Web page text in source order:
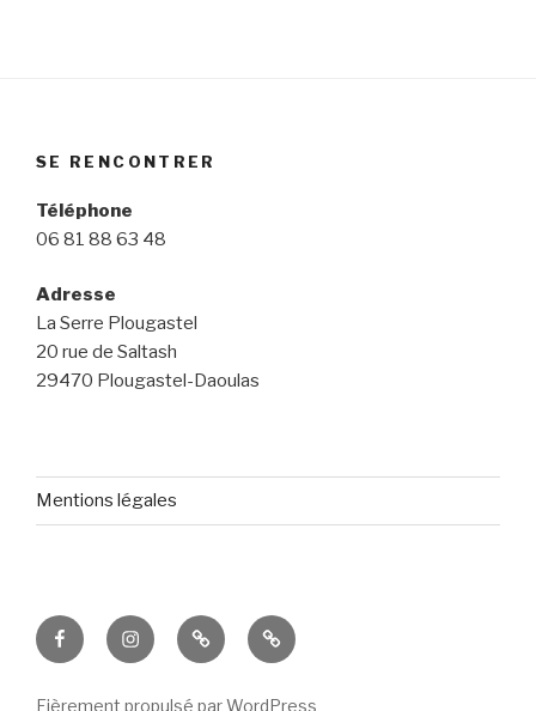
SE RENCONTRER
Téléphone
06 81 88 63 48
Adresse
La Serre Plougastel
20 rue de Saltash
29470 Plougastel-Daoulas
Mentions légales
FacebookInstagramLinkedin
E-
mail
Fièrement propulsé par WordPress